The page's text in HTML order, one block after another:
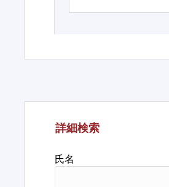
詳細検索
氏名